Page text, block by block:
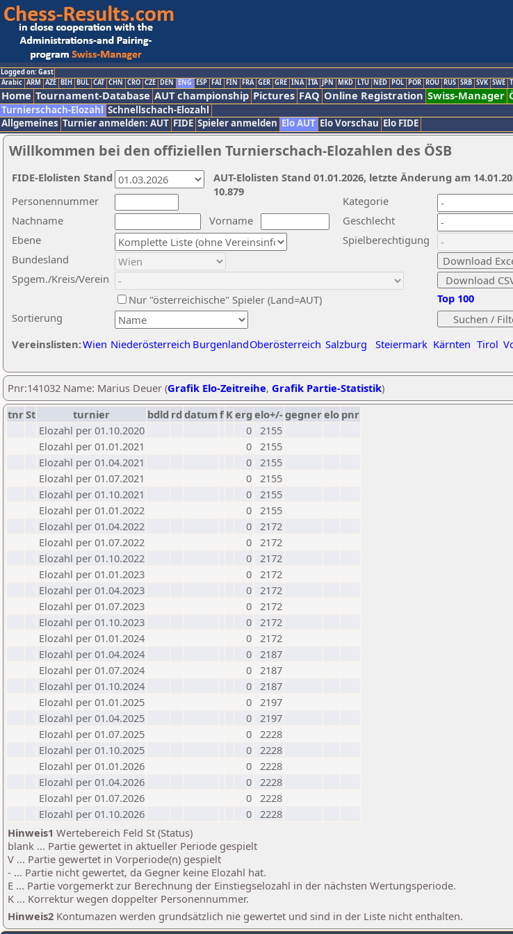
Logged on: Gast
Arabic ARM AZE BIH BUL CAT CHN CRO CZE DEN ENG ESP FAI FIN FRA GER GRE INA ITA JPN MKD LTU NED POL POR ROU RUS SRB SVK SWE
Home Tournament-Database AUT championship Pictures FAQ Online Registration Swiss-Manager
Turnierschach-Elozahl Schnellschach-Elozahl
Allgemeines Turnier anmelden: AUT FIDE Spieler anmelden Elo AUT Elo Vorschau Elo FIDE
Willkommen bei den offiziellen Turnierschach-Elozahlen des ÖSB
Nachname
Vorname
Ebene
Kategorie
Sortierung
Personennummer
Bundesland
Spgem./Kreis/Verein
Geschlecht
Nur "österreichische" Spieler (Land=AUT)
Spielberechtigung
Vereinslisten:Wien Niederösterreich BurgenlandOberösterreich Salzburg Steiermark Kärnten Tirol
Top 100
AUT-Elolisten Stand 01.01.2026, letzte Änderung am
10.879
FIDE-Elolisten Stand
Pnr:141032 Name: Marius Deuer (Grafik Elo-Zeitreihe, Grafik Partie-Statistik)
tnrSt turnier bdld rd datumf Kerg elo+/-gegnerelo pnr
Elozahl per 01.10.2020
0 2155
Elozahl per 01.01.2021
0 2155
Elozahl per 01.04.2021
0 2155
Elozahl per 01.07.2021
0 2155
Elozahl per 01.10.2021
0 2155
Elozahl per 01.01.2022
0 2155
Elozahl per 01.04.2022
0 2172
Elozahl per 01.07.2022
0 2172
Elozahl per 01.10.2022
0 2172
Elozahl per 01.01.2023
0 2172
Elozahl per 01.04.2023
0 2172
Elozahl per 01.07.2023
0 2172
Elozahl per 01.10.2023
0 2172
Elozahl per 01.01.2024
0 2172
Elozahl per 01.04.2024
0 2187
Elozahl per 01.07.2024
0 2187
Elozahl per 01.10.2024
0 2187
Elozahl per 01.01.2025
0 2197
Elozahl per 01.04.2025
0 2197
Elozahl per 01.07.2025
0 2228
Elozahl per 01.10.2025
0 2228
Elozahl per 01.01.2026
0 2228
Elozahl per 01.04.2026
0 2228
Elozahl per 01.07.2026
0 2228
Elozahl per 01.10.2026
0 2228
Hinweis1 Wertebereich Feld St (Status)
blank ... Partie gewertet in aktueller Periode gespielt
V ... Partie gewertet in Vorperiode(n) gespielt
- ... Partie nicht gewertet, da Gegner keine Elozahl hat.
E ... Partie vorgemerkt zur Berechnung der Einstiegselozahl in der nächsten Wertungsperiode.
K ... Korrektur wegen doppelter Personennummer.
Hinweis2 Kontumazen werden grundsätzlich nie gewertet und sind in der Liste nicht enthalten.